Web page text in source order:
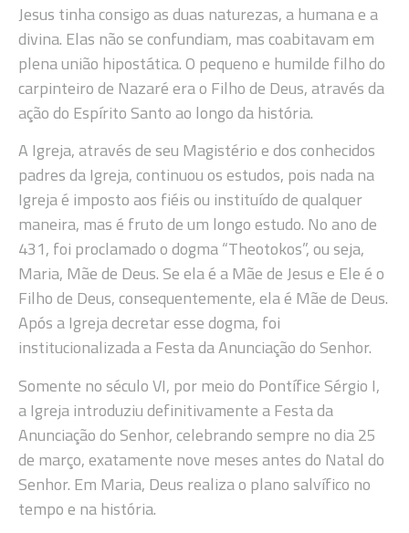
Jesus tinha consigo as duas naturezas, a humana e a
divina. Elas não se confundiam, mas coabitavam em
plena união hipostática. O pequeno e humilde filho do
carpinteiro de Nazaré era o Filho de Deus, através da
ação do Espírito Santo ao longo da história.
A Igreja, através de seu Magistério e dos conhecidos
padres da Igreja, continuou os estudos, pois nada na
Igreja é imposto aos fiéis ou instituído de qualquer
maneira, mas é fruto de um longo estudo. No ano de
431, foi proclamado o dogma “Theotokos”, ou seja,
Maria, Mãe de Deus. Se ela é a Mãe de Jesus e Ele é o
Filho de Deus, consequentemente, ela é Mãe de Deus.
Após a Igreja decretar esse dogma, foi
institucionalizada a Festa da Anunciação do Senhor.
Somente no século VI, por meio do Pontífice Sérgio I,
a Igreja introduziu definitivamente a Festa da
Anunciação do Senhor, celebrando sempre no dia 25
de março, exatamente nove meses antes do Natal do
Senhor. Em Maria, Deus realiza o plano salvífico no
tempo e na história.